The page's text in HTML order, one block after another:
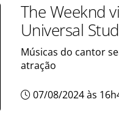
The Weeknd
Universal
Músicas do cantor
atração
07/08/2024 às